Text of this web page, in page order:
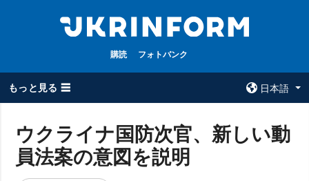
購読 フォトバンク
もっと見る ☰
日本語
全てのトピック
ウクライナ国防次官、新しい動
員法案の意図を説明